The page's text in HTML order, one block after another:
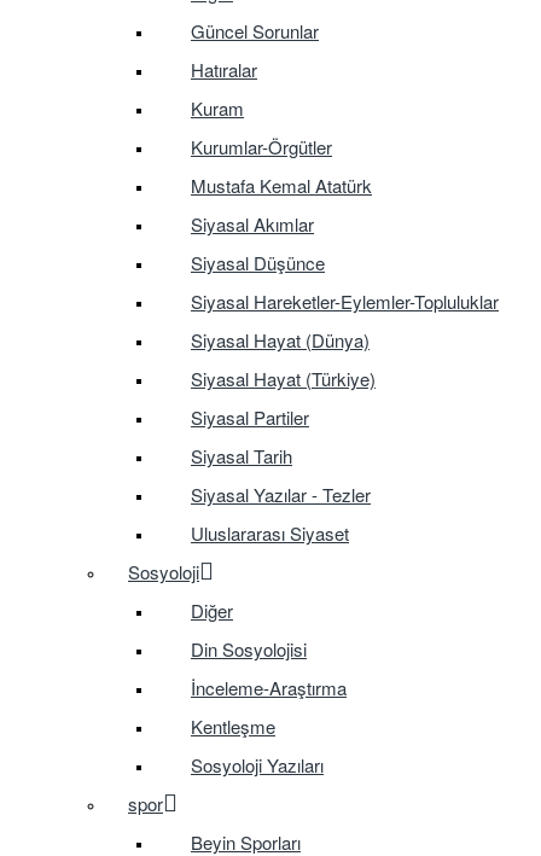
Güncel Sorunlar
Hatıralar
Kuram
Kurumlar-Örgütler
Mustafa Kemal Atatürk
Siyasal Akımlar
Siyasal Düşünce
Siyasal Hareketler-Eylemler-Topluluklar
Siyasal Hayat (Dünya)
Siyasal Hayat (Türkiye)
Siyasal Partiler
Siyasal Tarih
Siyasal Yazılar - Tezler
Uluslararası Siyaset
Sosyoloji
Diğer
Din Sosyolojisi
İnceleme-Araştırma
Kentleşme
Sosyoloji Yazıları
spor
Beyin Sporları